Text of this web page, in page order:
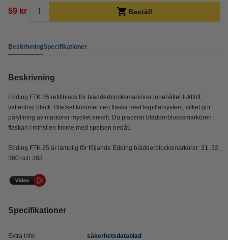
59 kr Beställ
BeskrivningSpecifikationer
Beskrivning
Edding FTK 25 refillbläck för blädderblocksmarkörer innehåller luktfritt,
vattenlöst bläck. Bläcket kommer i en flaska med kapillärsystem, vilket gör
påfyllning av markörer mycket enkelt. Du placerar blädderblocksmarkören i
flaskan i minst en timme med spetsen nedåt.
Edding FTK 25 är lämplig för följande Edding blädderblocksmarkörer: 31, 32,
380 och 383.
Specifikationer
Extra info: säkerhetsdatablad